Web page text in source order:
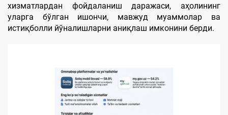
хизматлардан фойдаланиш даражаси, аҳолининг
уларга бўлган ишончи, мавжуд муаммолар ва
истиқболли йўналишларни аниқлаш имконини берди.